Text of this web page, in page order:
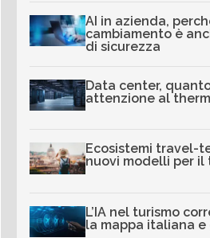
AI in azienda,
cambiamento è
di sicurezza
Data center,
attenzione al
Ecosistemi travel-
nuovi modelli per il
L’IA nel turismo
la mappa italiana